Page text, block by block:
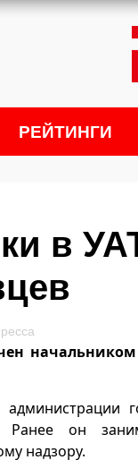
РЕЙТИНГИ
в
администрации
он
надзору.